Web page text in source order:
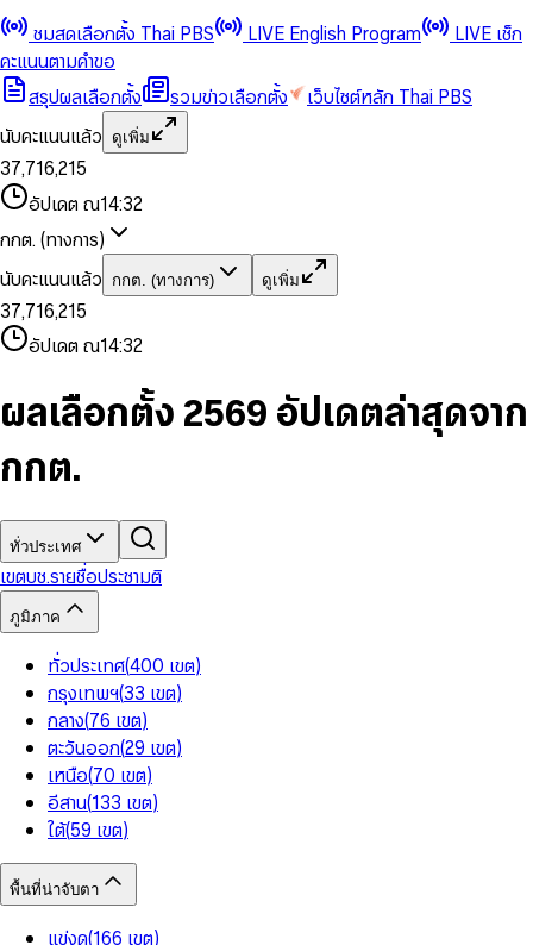
ชมสดเลือกตั้ง Thai PBS LIVE English Program
LIVE เช็ก
คะแนนตามคำขอ
สรุปผลเลือกตั้ง
รวมข่าวเลือกตั้ง
เว็บไซต์หลัก Thai PBS
นับคะแนนแล้ว
ดูเพิ่ม
0
1
2
3
4
5
6
8
9
0
1
2
3
4
5
6
7
8
9
,
0
1
2
4
6
7
8
9
0
1
2
3
4
5
6
7
8
9
0
1
3
5
6
7
8
9
,
1
2
4
5
7
8
9
0
1
3
4
6
7
8
9
0
2
3
4
5
7
8
อัปเดต ณ14:32
กกต. (ทางการ)
นับคะแนนแล้ว
กกต. (ทางการ) ดูเพิ่ม
0
1
2
3
4
5
7
8
0
1
2
4
5
6
7
8
9
,
0
1
2
4
6
7
8
9
0
1
2
3
5
6
8
9
0
1
3
5
6
7
8
,
1
2
4
6
7
9
0
1
3
5
6
8
9
0
2
3
4
5
7
9
อัปเดต ณ14:32
ผลเลือกตั้ง 2569 อัปเดตล่าสุดจาก
กกต.
ทั่วประเทศ
เขตบช.รายชื่อประชามติ
ภูมิภาค
ทั่วประเทศ(400 เขต)
กรุงเทพฯ(33 เขต)
กลาง(76 เขต)
ตะวันออก(29 เขต)
เหนือ(70 เขต)
อีสาน(133 เขต)
ใต้(59 เขต)
พื้นที่น่าจับตา
แข่งดุ(166 เขต)